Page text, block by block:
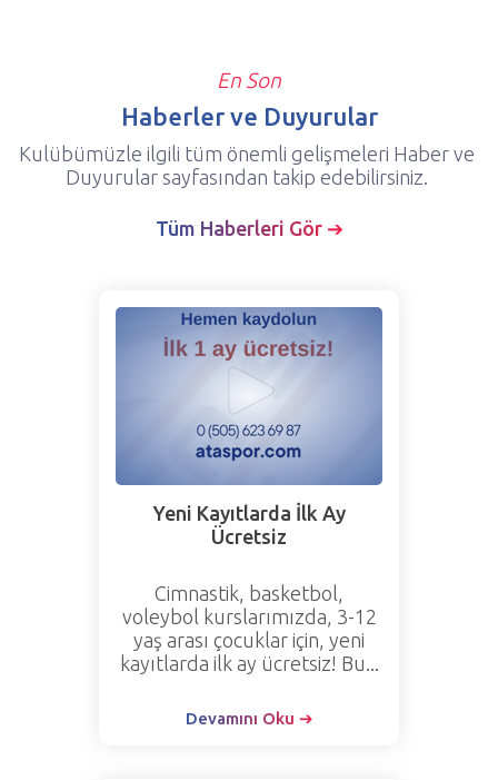
En Son
Haberler ve Duyurular
Kulübümüzle ilgili tüm önemli gelişmeleri Haber ve
Duyurular sayfasından takip edebilirsiniz.
Tüm Haberleri Gör ➔
Yeni Kayıtlarda İlk Ay
Ücretsiz
Cimnastik, basketbol,
voleybol kurslarımızda, 3-12
yaş arası çocuklar için, yeni
kayıtlarda ilk ay ücretsiz! Bu...
Devamını Oku ➔